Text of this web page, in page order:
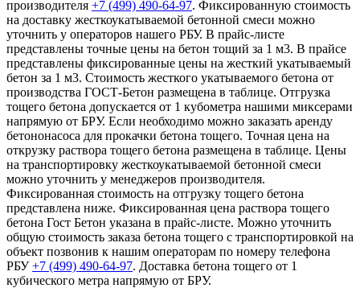
производителя +7 (499) 490-64-97. Фиксированную стоимость
на доставку жесткоукатываемой бетонной смеси можно
уточнить у операторов нашего РБУ. В прайс-листе
представлены точные цены на бетон тощий за 1 м3. В прайсе
представлены фиксированные цены на жесткий укатываемый
бетон за 1 м3. Стоимость жесткого укатываемого бетона от
производства ГОСТ-Бетон размещена в таблице. Отгрузка
тощего бетона допускается от 1 кубометра нашими миксерами
напрямую от БРУ. Если необходимо можно заказать аренду
бетононасоса для прокачки бетона тощего. Точная цена на
открузку раствора тощего бетона размещена в таблице. Цены
на транспортировку жесткоукатываемой бетонной смеси
можно уточнить у менеджеров производителя.
Фиксированная стоимость на отгрузку тощего бетона
представлена ниже. Фиксированная цена раствора тощего
бетона Гост Бетон указана в прайс-листе. Можно уточнить
общую стоимость заказа бетона тощего с транспортировкой на
объект позвонив к нашим операторам по номеру телефона
РБУ+7 (499) 490-64-97. Доставка бетона тощего от 1
кубического метра напрямую от БРУ.